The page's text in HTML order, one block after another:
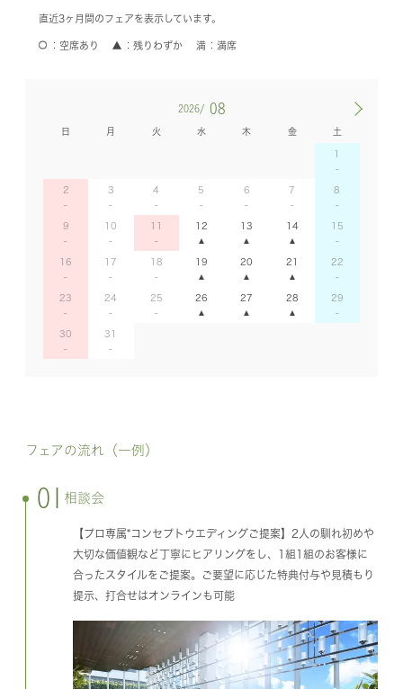
直近3ヶ月間のフェアを表示しています。
空席あり 残りわずか 満席
2026/ 08
日 月 火 水 木 金 土
1
2 3 4 5 6 7 8
9 10 11 12 13 14 15
16 17 18 19 20 21 22
23 24 25 26 27 28 29
30 31
フェアの流れ（一例）
01 相談会
【プロ専属*コンセプトウエディングご提案】2人の馴れ初めや
大切な価値観など丁寧にヒアリングをし、1組1組のお客様に
合ったスタイルをご提案。ご要望に応じた特典付与や見積もり
提示、打合せはオンラインも可能